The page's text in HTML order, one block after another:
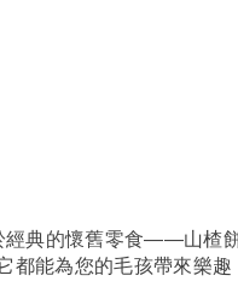
典的懷舊零食——山楂
能為您的毛孩帶來樂